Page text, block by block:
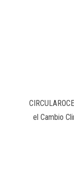
el Cambio